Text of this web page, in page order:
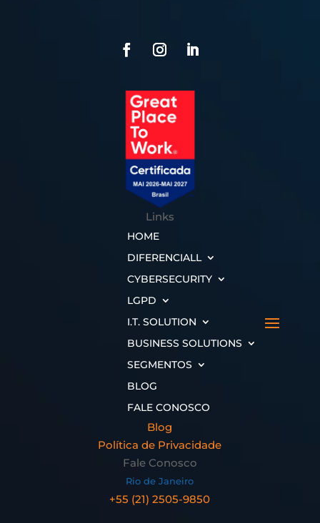
Links
HOME
DIFERENCIALL
CYBERSECURITY
LGPD
I.T. SOLUTION
BUSINESS SOLUTIONS
SEGMENTOS
BLOG
FALE CONOSCO
Blog
Política de Privacidade
Fale Conosco
Rio de Janeiro
+55 (21) 2505-9850